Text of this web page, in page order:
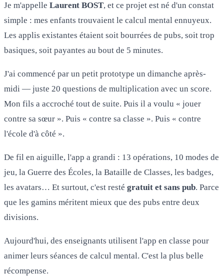
Je m'appelle Laurent BOST, et ce projet est né d'un constat
simple : mes enfants trouvaient le calcul mental ennuyeux.
Les applis existantes étaient soit bourrées de pubs, soit trop
basiques, soit payantes au bout de 5 minutes.
J'ai commencé par un petit prototype un dimanche après-
midi — juste 20 questions de multiplication avec un score.
Mon fils a accroché tout de suite. Puis il a voulu « jouer
contre sa sœur ». Puis « contre sa classe ». Puis « contre
l'école d'à côté ».
De fil en aiguille, l'app a grandi : 13 opérations, 10 modes de
jeu, la Guerre des Écoles, la Bataille de Classes, les badges,
les avatars… Et surtout, c'est resté gratuit et sans pub. Parce
que les gamins méritent mieux que des pubs entre deux
divisions.
Aujourd'hui, des enseignants utilisent l'app en classe pour
animer leurs séances de calcul mental. C'est la plus belle
récompense.